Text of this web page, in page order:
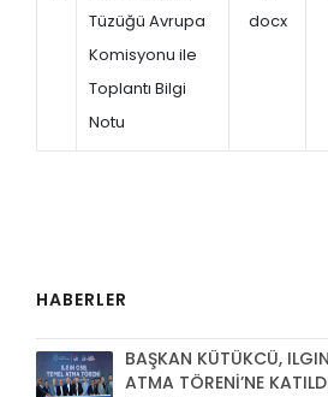
Tüzüğü Avrupa
Komisyonu ile
Toplantı Bilgi
Notu
docx
HABERLER
BAŞKAN KÜTÜKCÜ,
ATMA TÖRENİ’NE